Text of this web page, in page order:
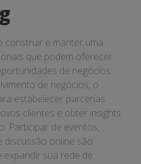
construir e manter uma
que podem oferecer
de negócios.
de negócios, o
estabelecer parcerias
clientes e obter insights
Participar de eventos,
discussão online são
expandir sua rede de